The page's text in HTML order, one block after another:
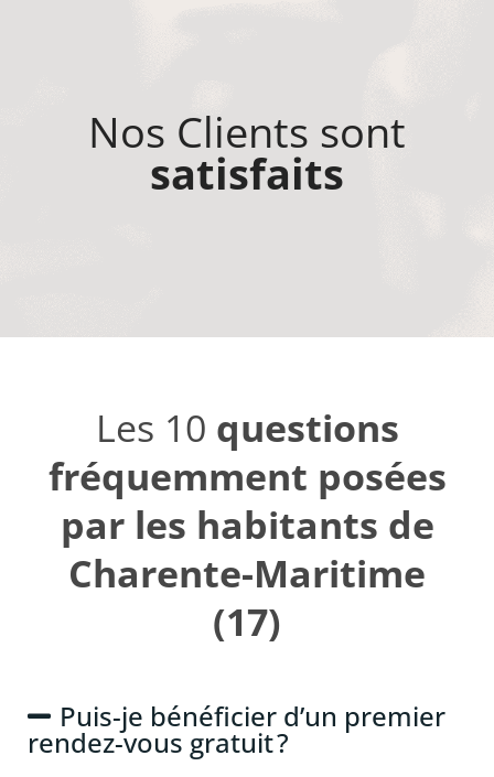
Nos Clients sont
satisfaits
Les 10 questions
fréquemment posées
par les habitants de
Charente-Maritime
(17)
Puis-je bénéficier d’un premier
rendez-vous gratuit ?